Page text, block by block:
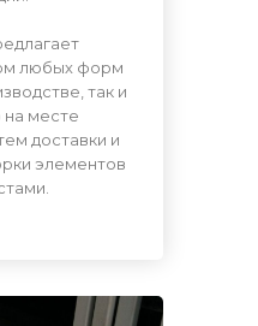
любых форм
так и
месте
доставки и
элементов